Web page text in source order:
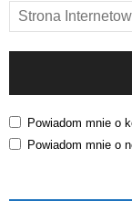
Powiadom mnie o
Powiadom mnie o